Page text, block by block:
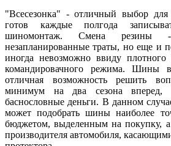
"Всесезонка" - отличный выбор
готов каждые полгода
шиномонтаж. Смена
незапланированные траты, но еще и
иногда невозможно ввиду плотного
командировачного режима. Шины
отличная возможность решить
минимум на два сезона вперед,
баснословные деньги. В данном
может подобрать шины наиболее
бюджетом, выделенным на покупку,
производителя автомобиля,